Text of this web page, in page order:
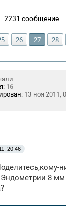
2231 сообщение
64 26 27 28
16
13 ноя 2011,
20:46
Эндометрии 8